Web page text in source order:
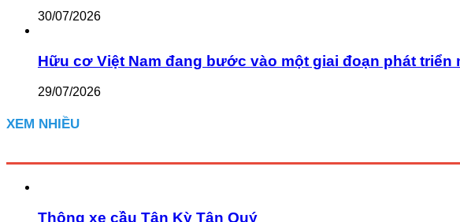
30/07/2026
Hữu cơ Việt Nam đang bước vào một giai đoạn phát triển
29/07/2026
XEM NHIỀU
Thông xe cầu Tân Kỳ Tân Quý